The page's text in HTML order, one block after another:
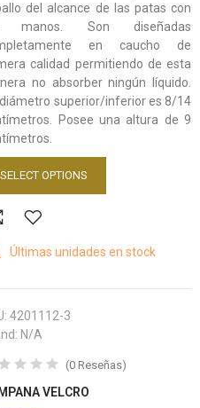
del alcance de las patas con
manos. Son diseñadas
en caucho de
calidad permitiendo de esta
no absorber ningún líquido.
superior/inferior es 8/14
Posee una altura de 9
SELECT OPTIONS
Últimas unidades en stock
4201112-3
N/A
(0 Reseñas)
VELCRO